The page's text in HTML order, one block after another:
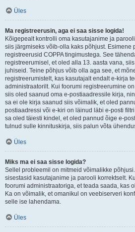
Üles
Ma registreerusin, aga ei saa sisse logida!
Kõigepealt kontrolli oma kasutajanime ja
siis järgmiseks võib-olla kaks põhjust. Esimene
registreerusid COPPA tingimustega. See
registreerumisel, et oled alla 13. aasta vana,
juhiseid. Teine põhjus võib olla aga see, et
registreerumistelt, kas kasutajalt endalt e-kirja
administraatorilt. Kui foorumi registreerumine
siis oled saanud oma e-postiaadressile kirja,
sa ei ole kirja saanud siis võimalik, et oled
postiaadressi või e-kiri on läinud läbi e-posti
sa oled täiesti kindel, et oled pannud õige e-
tulnud sulle kinnituskirja, siis palun võta
Üles
Miks ma ei saa sisse logida?
Sellel probleemil on mitmeid võimalikke
sisestasid kasutajanime ja parooli korrektselt.
foorumi administraatoriga, et teada saada, kas
Ka on võimalik, et omanikul on veebiserveri
selle ise lahendama.
Üles